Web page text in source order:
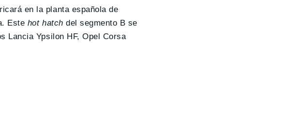
en la planta española de
Este hot hatch del segmento B se
Lancia Ypsilon HF, Opel Corsa